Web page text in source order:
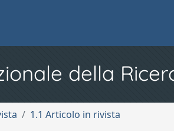
della
1.1 Articolo in rivista